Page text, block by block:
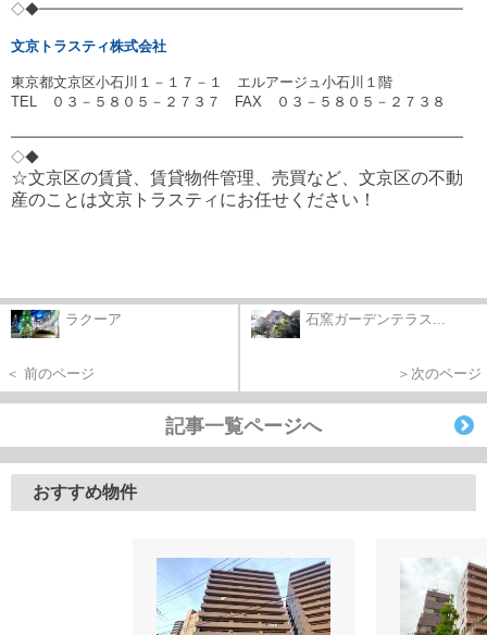
◇◆━━━━━━━━━━━━━━━━━━━━━━━━━━━━━━
文京トラスティ株式会社
東京都文京区小石川１－１７－１ エルアージュ小石川１階
TEL ０３－５８０５－２７３７ FAX ０３－５８０５－２７３８
━━━━━━━━━━━━━━━━━━━━━━━━━━━━━━━━
◇◆
☆文京区の賃貸、賃貸物件管理、売買など、文京区の不動
産のことは文京トラスティにお任せください！
ラクーア
＜ 前のページ
石窯ガーデンテラス...
＞次のページ
記事一覧ページへ
おすすめ物件